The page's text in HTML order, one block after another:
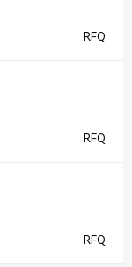
RFQ
RFQ
RFQ